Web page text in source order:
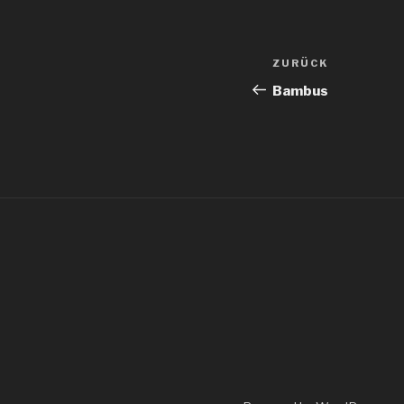
Vorheriger
Beitrag
ZURÜCK
Bambus